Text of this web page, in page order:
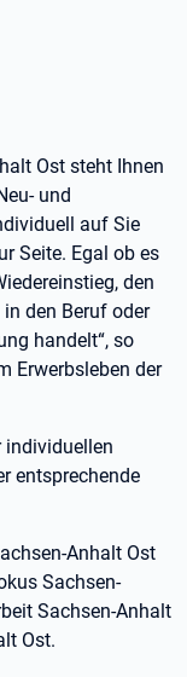
Ost steht Ihnen
und
auf Sie
Seite. Egal ob es
den
den Beruf oder
handelt“, so
Erwerbsleben der
individuellen
entsprechende
Anhalt Ost
Sachsen-
Sachsen-Anhalt
Ost.